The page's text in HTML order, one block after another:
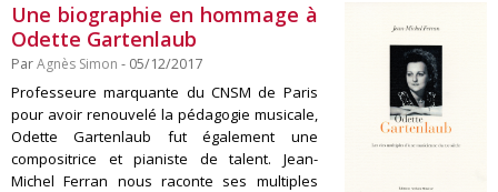
Une biographie en hommage à
Odette Gartenlaub
ParAgnès Simon - 05/12/2017
Professeure marquante du CNSM de Paris
pour avoir renouvelé la pédagogie musicale,
Odette Gartenlaub fut également une
compositrice et pianiste de talent. Jean-
Michel Ferran nous raconte ses multiples